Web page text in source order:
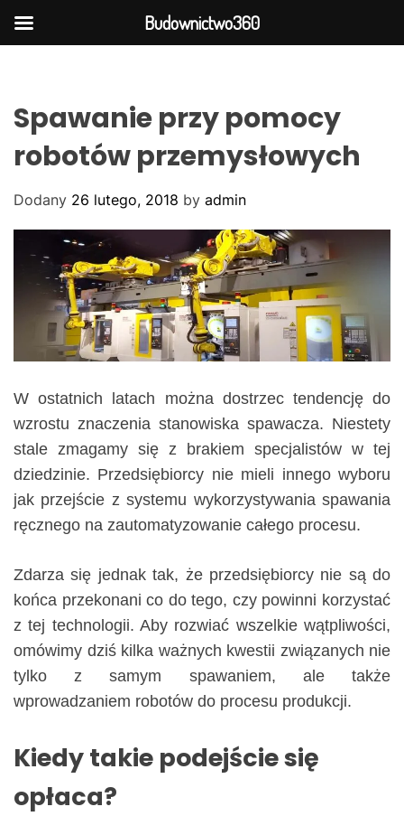
Spawanie przy pomocy
robotów przemysłowych
Dodany 26 lutego, 2018 by admin
W ostatnich latach można dostrzec tendencję do
wzrostu znaczenia stanowiska spawacza. Niestety
stale zmagamy się z brakiem specjalistów w tej
dziedzinie. Przedsiębiorcy nie mieli innego wyboru
jak przejście z systemu wykorzystywania spawania
ręcznego na zautomatyzowanie całego procesu.
Zdarza się jednak tak, że przedsiębiorcy nie są do
końca przekonani co do tego, czy powinni korzystać
z tej technologii. Aby rozwiać wszelkie wątpliwości,
omówimy dziś kilka ważnych kwestii związanych nie
tylko z samym spawaniem, ale także
wprowadzaniem robotów do procesu produkcji.
Kiedy takie podejście się
opłaca?
Budownictwo360